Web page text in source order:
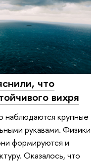
что
вихря
наблюдаются крупные
рукавами. Физики
формируются и
Оказалось, что